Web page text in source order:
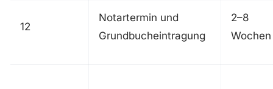
12
Notartermin und
Grundbucheintragung
2–8
Wochen